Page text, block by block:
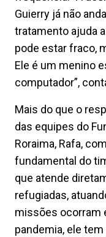
Guierry já não
tratamento ajuda
pode estar fraco,
Ele é um menino
computador”,
Mais do que o
das equipes do
Roraima, Rafa,
fundamental do
que atende
refugiadas,
missões ocorram
pandemia, ele